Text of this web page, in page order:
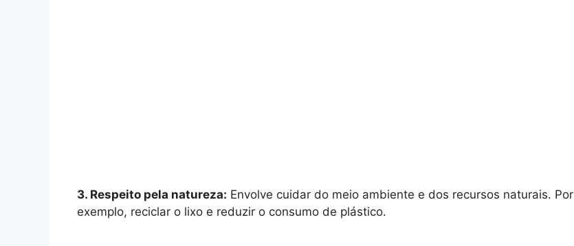
3. Respeito pela natureza: Envolve cuidar do meio ambiente e dos recursos naturais. Por
exemplo, reciclar o lixo e reduzir o consumo de plástico.